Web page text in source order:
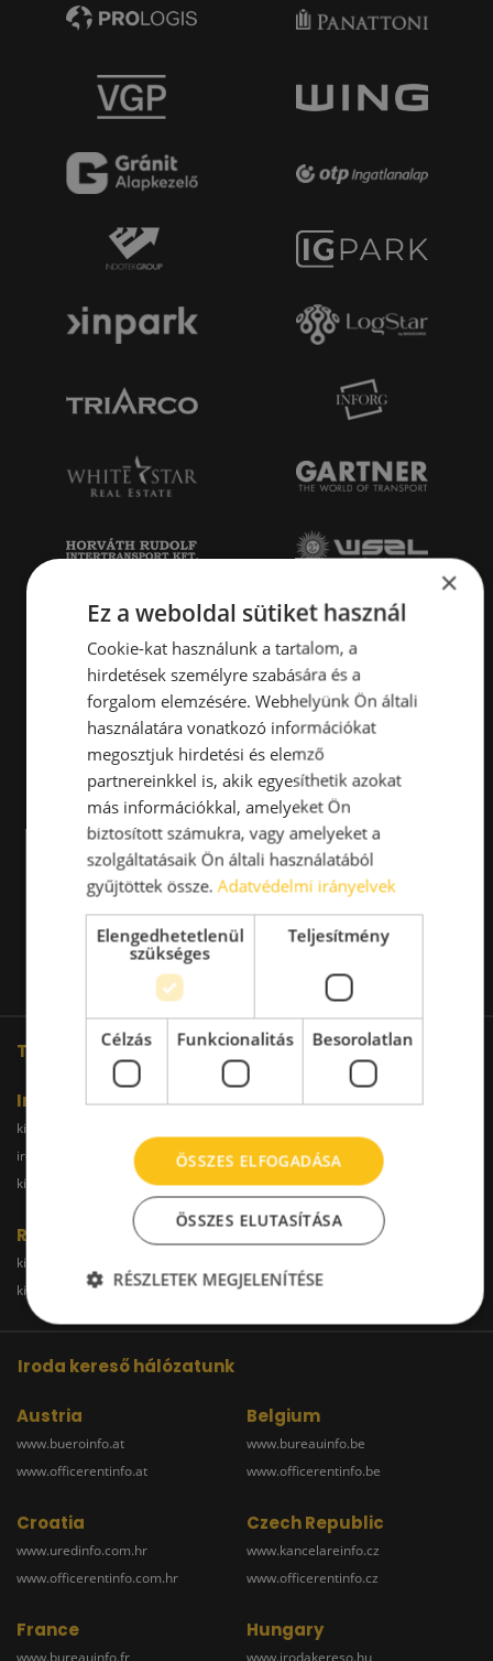
További oldalaink
Iroda
kiadoiroda.info
irodakiadobudapest.hu
kiadoirodabudaors.hu
kiadoirodagyor.hu
Raktár
kiadoraktarbudapest.hu
kiadoraktardebrecen.hu
raktarszekesfehervar.hu
Iroda kereső hálózatunk
Austria
www.bueroinfo.at
www.officerentinfo.at
Belgium
www.bureauinfo.be
www.officerentinfo.be
Croatia
www.uredinfo.com.hr
www.officerentinfo.com.hr
Czech Republic
www.kancelareinfo.cz
www.officerentinfo.cz
France Hungary
×
Ez a weboldal sütiket használ
Cookie-kat használunk a tartalom, a
hirdetések személyre szabására és a
forgalom elemzésére. Webhelyünk Ön általi
használatára vonatkozó információkat
megosztjuk hirdetési és elemző
partnereinkkel is, akik egyesíthetik azokat
más információkkal, amelyeket Ön
biztosított számukra, vagy amelyeket a
szolgáltatásaik Ön általi használatából
gyűjtöttek össze.Adatvédelmi irányelvek
Elengedhetetlenül
szükséges
Teljesítmény
Célzás Funkcionalitás Besorolatlan
ÖSSZES ELFOGADÁSA
ÖSSZES ELUTASÍTÁSA
RÉSZLETEK MEGJELENÍTÉSE